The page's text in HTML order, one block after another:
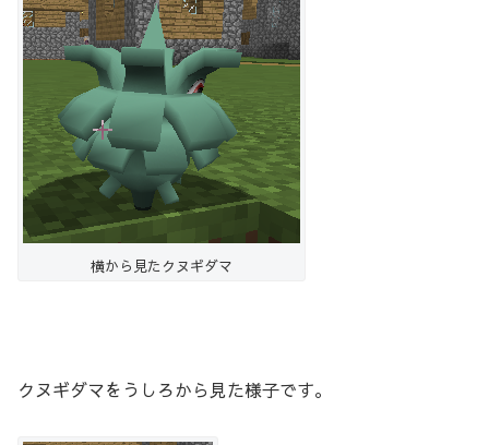
横から見たクヌギダマ
クヌギダマをうしろから見た様子です。